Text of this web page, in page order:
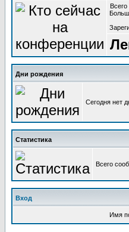
Всего
Дни рождения
Сегодня нет
Статистика
Всего
Вход
Имя